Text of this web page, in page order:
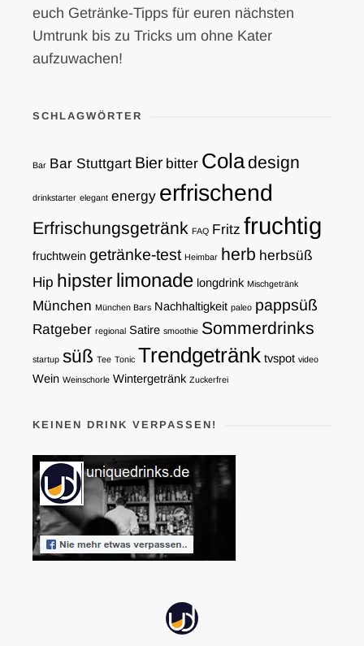
euch Getränke-Tipps für euren nächsten
Umtrunk bis zu Tricks um ohne Kater
aufzuwachen!
SCHLAGWÖRTER
Bar Bar Stuttgart Bier bitter Coladesign
drinkstarter elegant energy erfrischend
Erfrischungsgetränk FAQ Fritz fruchtig
fruchtwein getränke-test Heimbar herb herbsüß
Hip hipsterlimonade longdrink Mischgetränk
München München Bars Nachhaltigkeit paleo pappsüß
Ratgeber regional Satire smoothie Sommerdrinks
startup süß Tee Tonic Trendgetränk tvspot video
Wein Weinschorle Wintergetränk Zuckerfrei
KEINEN DRINK VERPASSEN!